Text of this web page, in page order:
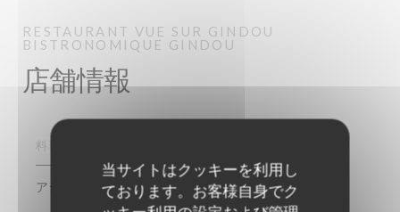
当サイトはクッキーを利用し
ております。お客様自身でク
RESTAURANT VUE SUR GINDOU
BISTRONOMIQUE GINDOU
店舗情報
料理
アジア人, イタリアの, 伝統料理